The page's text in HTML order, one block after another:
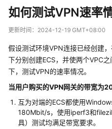
最
新
动
服
务
告
产
品
如何测试VPN速率
更新时间： 2024-12-19 GMT+08:00
假设测试环境VPN连接已经创建
下分别创建ECS，并使两个VPC
下，测试VPN的速率情况。
当用户购买的VPN网关的带宽为
互为对端的ECS都使用
180Mbit/s，使用iperf3和
具）测试均满足带宽要求。